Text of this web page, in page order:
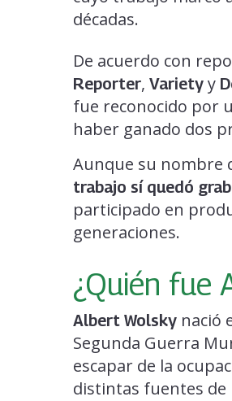
décadas.
De acuerdo con
Reporter, Variety y
fue reconocido por
haber ganado dos
Aunque su nombre
trabajo sí quedó
participado en
generaciones.
¿Quién fue
Albert Wolsky nació
Segunda Guerra
escapar de la
distintas fuentes de